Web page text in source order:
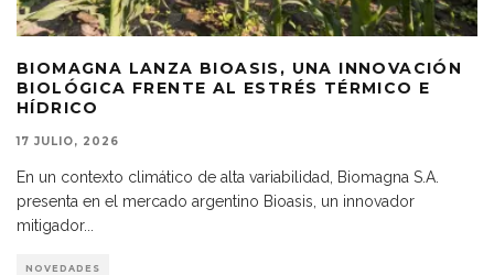
BIOMAGNA LANZA BIOASIS, UNA INNOVACIÓN
BIOLÓGICA FRENTE AL ESTRÉS TÉRMICO E
HÍDRICO
17 JULIO, 2026
En un contexto climático de alta variabilidad, Biomagna S.A.
presenta en el mercado argentino Bioasis, un innovador
mitigador...
NOVEDADES